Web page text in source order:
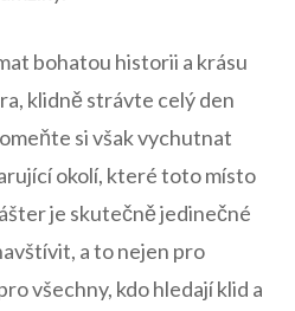
bohatou historii a krásu​
klidně strávte celý den
si však vychutnat⁣
okolí, které toto ‍místo
je skutečně jedinečné
a to nejen pro
všechny, kdo hledají klid a